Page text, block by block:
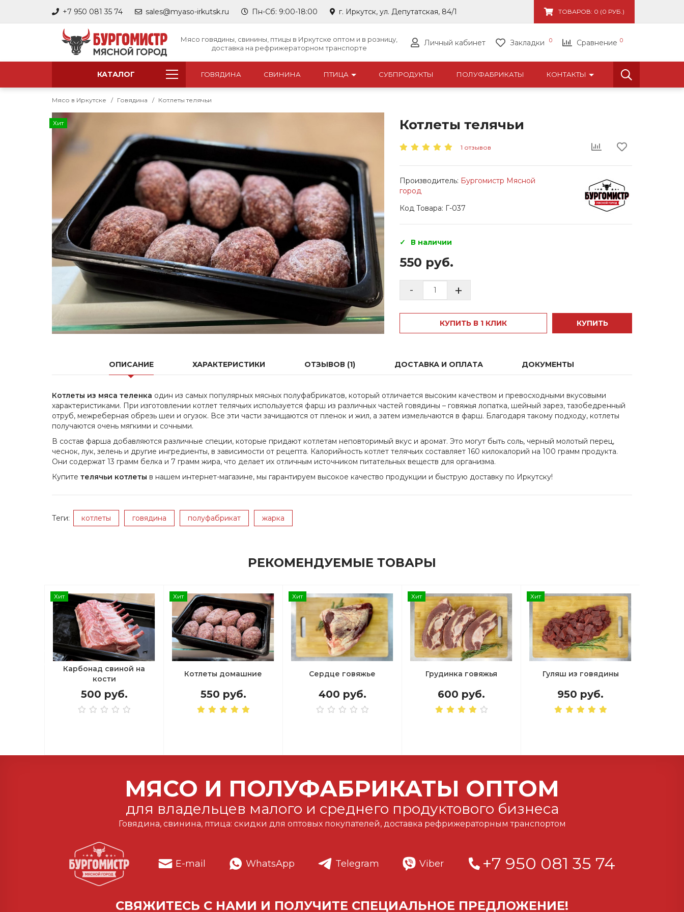
+7 950 081 35 74 sales@myaso-irkutsk.ru Пн-Сб: 9:00-18:00 г. Иркутск, ул. Депутатская, 84/1 ТОВАРОВ: 0 (0 РУБ.)
Мясо говядины, свинины, птицы в Иркутске оптом и в розницу,
доставка на рефрижераторном транспорте
Личный кабинет Закладки 0 Сравнение 0
КАТАЛОГ ГОВЯДИНА СВИНИНА ПТИЦА СУБПРОДУКТЫ ПОЛУФАБРИКАТЫ КОНТАКТЫ
Мясо в Иркутске Говядина Котлеты телячьи
Хит Котлеты телячьи
1 отзывов
Производитель: Бургомистр Мясной
город
Код Товара: Г-037
В наличии
550 руб.
- +
КУПИТЬ В 1 КЛИК КУПИТЬ
ОПИСАНИЕ ХАРАКТЕРИСТИКИ ОТЗЫВОВ (1) ДОСТАВКА И ОПЛАТА ДОКУМЕНТЫ
Котлеты из мяса теленка один из самых популярных мясных полуфабрикатов, который отличается высоким качеством и превосходными вкусовыми
характеристиками. При изготовлении котлет телячьих используется фарш из различных частей говядины – говяжья лопатка, шейный зарез, тазобедренный
отруб, межреберная обрезь шеи и огузок. Все эти части зачищаются от пленок и жил, а затем измельчаются в фарш. Благодаря такому подходу, котлеты
получаются очень мягкими и сочными.
В состав фарша добавляются различные специи, которые придают котлетам неповторимый вкус и аромат. Это могут быть соль, черный молотый перец,
чеснок, лук, зелень и другие ингредиенты, в зависимости от рецепта. Калорийность котлет телячьих составляет 160 килокалорий на 100 грамм продукта.
Они содержат 13 грамм белка и 7 грамм жира, что делает их отличным источником питательных веществ для организма.
Купите телячьи котлеты в нашем интернет-магазине, мы гарантируем высокое качество продукции и быструю доставку по Иркутску!
Теги: котлеты говядина полуфабрикат жарка
РЕКОМЕНДУЕМЫЕ ТОВАРЫ
Хит
Карбонад свиной на
кости
500 руб.
Хит
Котлеты домашние
550 руб.
Хит
Сердце говяжье
400 руб.
Хит
Грудинка говяжья
600 руб.
Хит
Гуляш из говядины
950 руб.
МЯСО И ПОЛУФАБРИКАТЫ ОПТОМ
для владельцев малого и среднего продуктового бизнеса
Говядина, свинина, птица: скидки для оптовых покупателей, доставка рефрижераторным транспортом
E-mail WhatsApp Telegram Viber +7 950 081 35 74
СВЯЖИТЕСЬ С НАМИ И ПОЛУЧИТЕ СПЕЦИАЛЬНОЕ ПРЕДЛОЖЕНИЕ!